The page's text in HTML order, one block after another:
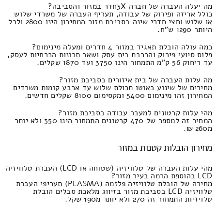
מה יעלה העברה של חברה 3Xחדר במזור והסביבה?
כולל אריזה ופירוק של עבודה, תעריף העברה של משרדי שלוש
או שלוש וחצי חדרי שינה בסביבת מזור המחירון הינו 2800 ולכל
היותר 1290 ש"ח.
כמה עולה הובלת תאגיד במזור 4 חדרים ומעלה מינימום?
פלוס סיועי פירוק והרכבת בית עסק ושאר תכונות הכרחיות לעסק,
עד ריחוק 56 ק"מ התמחור הינו 3750 ועד 1870 שקלים.
מה עלות העברה של בית איזורים בסביבת מזור?
מחירים של שינוע באוטו תכולת שלוש עד ארבע קומות משרדים
המחירון זהו מינימום 5400 ומקסימום 8100 שקלים חדשים.
מהי עלות קרטונים למעבר עבודה בסביבת מזור?
המחיר זה למספר של 470 קרטונים התמחור הינו 350 ולא יותר
מ260 ₪.
מחירון הובלות קטנות במזור
מהי עלות העברה של טלוויזיה (שטוחה או LCD) העברת טלוויזיה
LCD בהוספת הרמה בעיר מזור?
מחירה של הובלת טלוויזיה פלזמה (PLASMA) תעריפי העברת
טלוויזיה LCD בסביבת מזור בזיווג מלאכת סבלים הובלת
טלויזיות התמחור זה 270 ולא יותר מ190 שקל.